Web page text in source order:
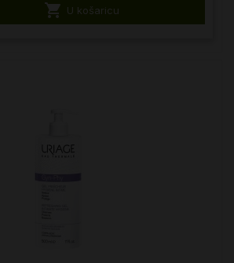
 U košaricu